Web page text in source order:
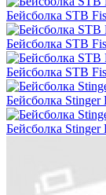
Бейсболка STB
Бейсболка STB
Бейсболка STB
Бейсболка Stinger
Бейсболка Stinger